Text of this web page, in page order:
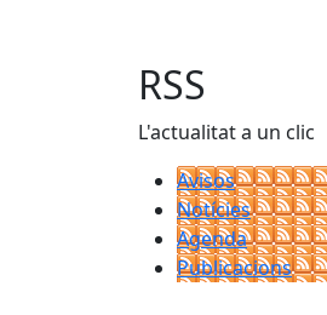
RSS
L'actualitat a un clic
Avisos
Notícies
Agenda
Publicacions